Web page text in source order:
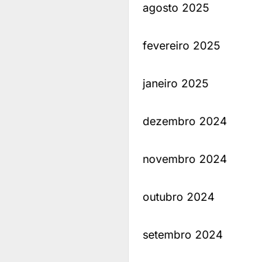
agosto 2025
fevereiro 2025
janeiro 2025
dezembro 2024
novembro 2024
outubro 2024
setembro 2024